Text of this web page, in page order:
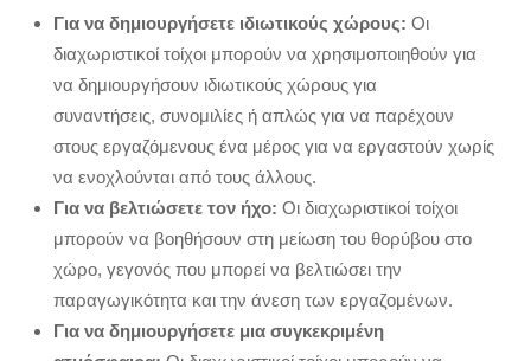
Για να δημιουργήσετε ιδιωτικούς χώρους: Οι
διαχωριστικοί τοίχοι μπορούν να χρησιμοποιηθούν για
να δημιουργήσουν ιδιωτικούς χώρους για
συναντήσεις, συνομιλίες ή απλώς για να παρέχουν
στους εργαζόμενους ένα μέρος για να εργαστούν χωρίς
να ενοχλούνται από τους άλλους.
Για να βελτιώσετε τον ήχο: Οι διαχωριστικοί τοίχοι
μπορούν να βοηθήσουν στη μείωση του θορύβου στο
χώρο, γεγονός που μπορεί να βελτιώσει την
παραγωγικότητα και την άνεση των εργαζομένων.
Για να δημιουργήσετε μια συγκεκριμένη